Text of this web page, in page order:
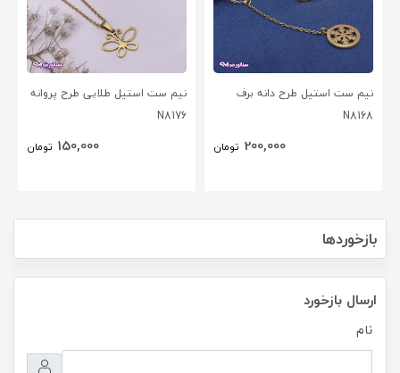
نیم ست استیل طرح دانه برف
N8168
200,000 تومان
نیم ست استیل طلایی طرح پروانه
N8176
150,000 تومان
بازخوردها
ارسال بازخورد
نام